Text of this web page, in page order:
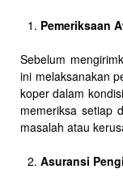
Pemeriksaan
Sebelum
ini melaksanakan
koper dalam
memeriksa setiap
masalah atau
Asuransi